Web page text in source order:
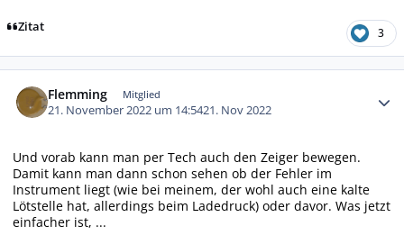
Zitat 3
Flemming Mitglied
21. November 2022 um 14:5421. Nov 2022
Und vorab kann man per Tech auch den Zeiger bewegen.
Damit kann man dann schon sehen ob der Fehler im
Instrument liegt (wie bei meinem, der wohl auch eine kalte
Lötstelle hat, allerdings beim Ladedruck) oder davor. Was jetzt
einfacher ist, ...